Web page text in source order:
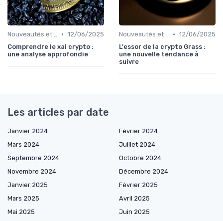
Nouveautés et innovations • 12/06/2025
Comprendre le xai crypto :
une analyse approfondie
Nouveautés et innovations • 12/06/2025
L'essor de la crypto Grass :
une nouvelle tendance à
suivre
Les articles par date
Janvier 2024
Février 2024
Mars 2024
Juillet 2024
Septembre 2024
Octobre 2024
Novembre 2024
Décembre 2024
Janvier 2025
Février 2025
Mars 2025
Avril 2025
Mai 2025
Juin 2025